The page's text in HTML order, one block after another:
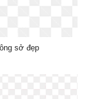
sở đẹp